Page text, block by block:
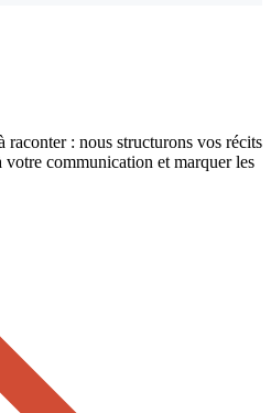
raconter : nous structurons vos récits
communication et marquer les